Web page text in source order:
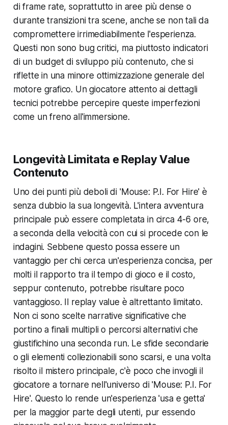
di frame rate, soprattutto in aree più dense o
durante transizioni tra scene, anche se non tali da
compromettere irrimediabilmente l'esperienza.
Questi non sono bug critici, ma piuttosto indicatori
di un budget di sviluppo più contenuto, che si
riflette in una minore ottimizzazione generale del
motore grafico. Un giocatore attento ai dettagli
tecnici potrebbe percepire queste imperfezioni
come un freno all'immersione.
Longevità Limitata e Replay Value
Contenuto
Uno dei punti più deboli di 'Mouse: P.I. For Hire' è
senza dubbio la sua longevità. L'intera avventura
principale può essere completata in circa 4-6 ore,
a seconda della velocità con cui si procede con le
indagini. Sebbene questo possa essere un
vantaggio per chi cerca un'esperienza concisa, per
molti il rapporto tra il tempo di gioco e il costo,
seppur contenuto, potrebbe risultare poco
vantaggioso. Il replay value è altrettanto limitato.
Non ci sono scelte narrative significative che
portino a finali multipli o percorsi alternativi che
giustifichino una seconda run. Le sfide secondarie
o gli elementi collezionabili sono scarsi, e una volta
risolto il mistero principale, c'è poco che invogli il
giocatore a tornare nell'universo di 'Mouse: P.I. For
Hire'. Questo lo rende un'esperienza 'usa e getta'
per la maggior parte degli utenti, pur essendo